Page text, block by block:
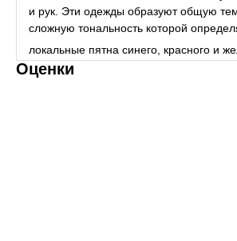
и рук. Эти одежды образуют общую
сложную тональность которой
локальные пятна синего, красного и
Оценки